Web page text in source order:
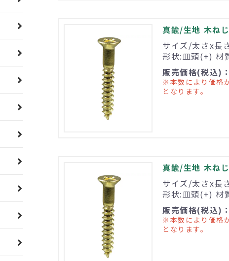
真鍮/生地 木ね
サイズ/太さx長
形状:皿頭(+) 材
販売価格(税込)
※本数により価格
となります。
真鍮/生地 木ね
サイズ/太さx長
形状:皿頭(+) 材
販売価格(税込)
※本数により価格
となります。